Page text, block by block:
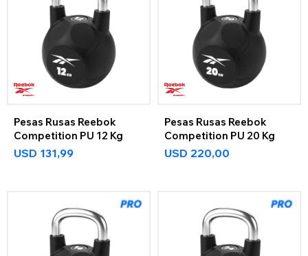
Pesas Rusas Reebok
Competition PU 12 Kg
USD 131,99
Pesas Rusas Reebok
Competition PU 20 Kg
USD 220,00